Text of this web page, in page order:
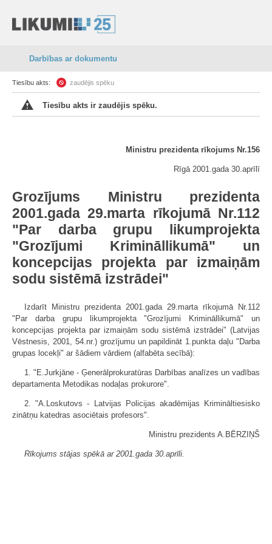
Darbības ar dokumentu
Tiesību akts: zaudējis spēku
Tiesību akts ir zaudējis spēku.
Ministru prezidenta rīkojums Nr.156
Rīgā 2001.gada 30.aprīlī
Grozījums Ministru prezidenta
2001.gada 29.marta rīkojumā Nr.112
"Par darba grupu likumprojekta
"Grozījumi Krimināllikumā" un
koncepcijas projekta par izmaiņām
sodu sistēmā izstrādei"
Izdarīt Ministru prezidenta 2001.gada 29.marta rīkojumā Nr.112
"Par darba grupu likumprojekta "Grozījumi Krimināllikumā" un
koncepcijas projekta par izmaiņām sodu sistēmā izstrādei" (Latvijas
Vēstnesis, 2001, 54.nr.) grozījumu un papildināt 1.punkta daļu "Darba
grupas locekļi" ar šādiem vārdiem (alfabēta secībā):
1. "E.Jurkjāne - Ģenerālprokuratūras Darbības analīzes un vadības
departamenta Metodikas nodaļas prokurore".
2. "A.Loskutovs - Latvijas Policijas akadēmijas Krimināltiesisko
zinātņu katedras asociētais profesors".
Ministru prezidents A.BĒRZIŅŠ
Rīkojums stājas spēkā ar 2001.gada 30.aprīli.